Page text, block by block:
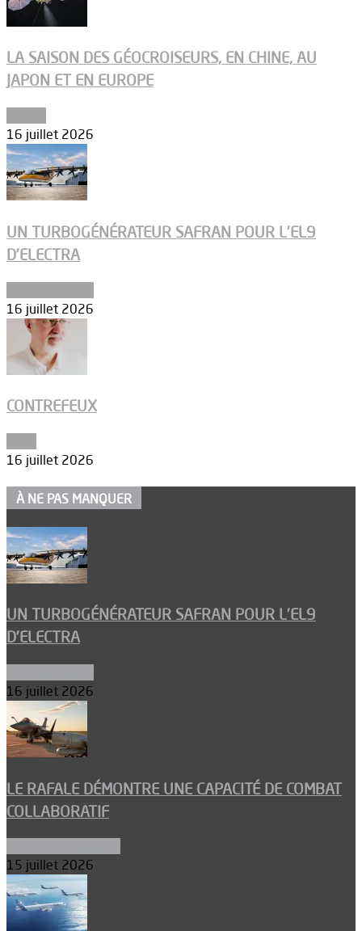
LA SAISON DES GÉOCROISEURS, EN CHINE, AU
JAPON ET EN EUROPE
16 juillet 2026
UN TURBOGÉNÉRATEUR SAFRAN POUR L’EL9
D’ELECTRA
16 juillet 2026
CONTREFEUX
16 juillet 2026
À NE PAS MANQUER
UN TURBOGÉNÉRATEUR SAFRAN POUR L’EL9
D’ELECTRA
16 juillet 2026
LE RAFALE DÉMONTRE UNE CAPACITÉ DE COMBAT
COLLABORATIF
15 juillet 2026